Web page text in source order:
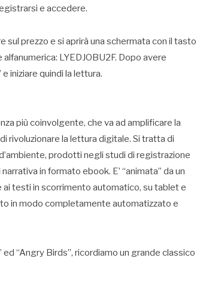
e accedere.
sul prezzo e si aprirà una schermata con il tasto
LYEDJOBU2F. Dopo avere
iniziare quindi la lettura.
più coinvolgente, che va ad amplificare la
rivoluzionare la lettura digitale. Si tratta di
prodotti negli studi di registrazione
in formato ebook. E’ “animata” da un
testi in scorrimento automatico, su tablet e
in modo completamente automatizzato e
“Angry Birds”, ricordiamo un grande classico